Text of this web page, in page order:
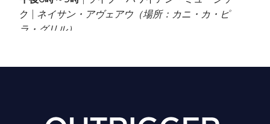
ク | ネイサン・アヴェアウ （場所：カニ・カ・ピ
ラ・グリル）